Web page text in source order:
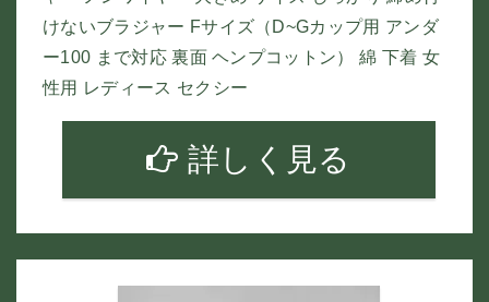
けないブラジャー Fサイズ（D~Gカップ用 アンダ
ー100 まで対応 裏面 ヘンプコットン） 綿 下着 女
性用 レディース セクシー
詳しく見る